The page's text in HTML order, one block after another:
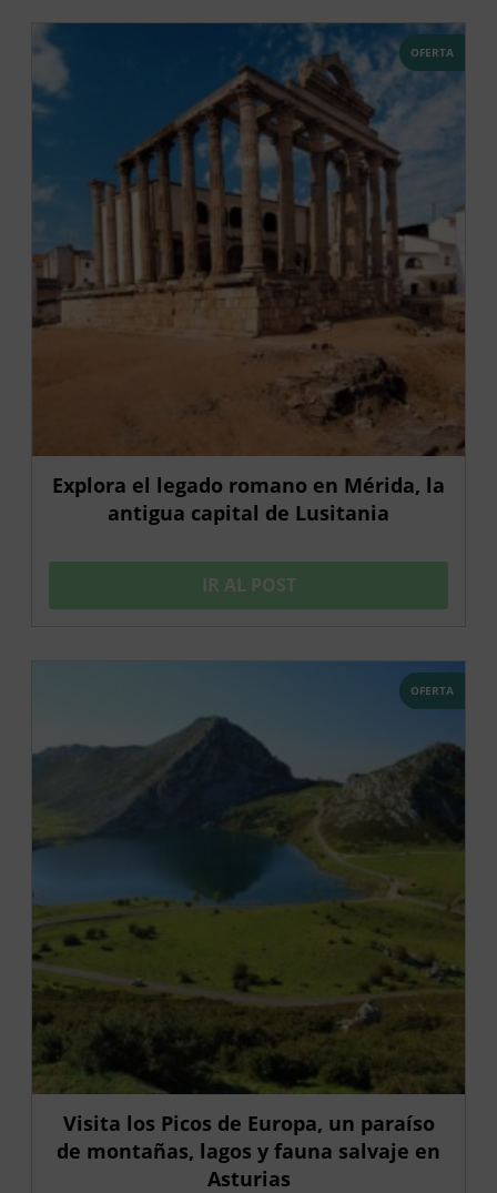
OFERTA
Explora el legado romano en Mérida, la
antigua capital de Lusitania
IR AL POST
OFERTA
Visita los Picos de Europa, un paraíso
de montañas, lagos y fauna salvaje en
Asturias